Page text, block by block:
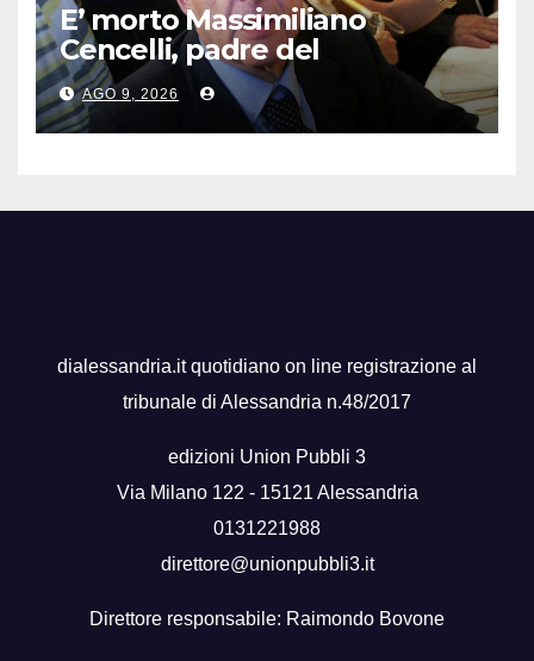
E’ morto Massimiliano
Cencelli, padre del
“manuale” omonimo
AGO 9, 2026
dialessandria.it quotidiano on line registrazione al
tribunale di Alessandria n.48/2017
edizioni Union Pubbli 3
Via Milano 122 - 15121 Alessandria
0131221988
direttore@unionpubbli3.it
Direttore responsabile: Raimondo Bovone